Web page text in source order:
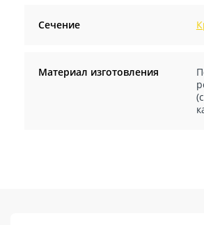
Сечение
Материал изготовления